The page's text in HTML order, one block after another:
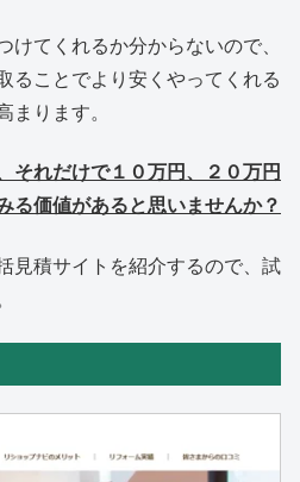
けてくれるか分からないので、
ることでより安くやってくれる
まります。
それだけで１０万円、２０万円
る価値があると思いませんか？
見積サイトを紹介するので、試